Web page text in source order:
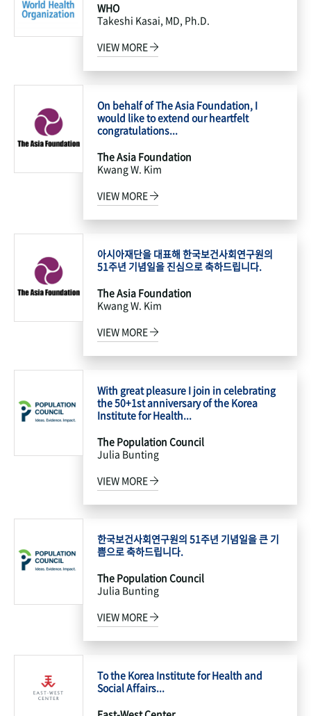
WHO
Takeshi Kasai, MD, Ph.D.
VIEW MORE
On behalf of The Asia Foundation, I
would like to extend our heartfelt
congratulations...
The Asia Foundation
Kwang W. Kim
VIEW MORE
아시아재단을 대표해 한국보건사회연구원의
51주년 기념일을 진심으로 축하드립니다.
The Asia Foundation
Kwang W. Kim
VIEW MORE
With great pleasure I join in celebrating
the 50+1st anniversary of the Korea
Institute for Health...
The Population Council
Julia Bunting
VIEW MORE
한국보건사회연구원의 51주년 기념일을 큰 기
쁨으로 축하드립니다.
The Population Council
Julia Bunting
VIEW MORE
To the Korea Institute for Health and
Social Affairs...